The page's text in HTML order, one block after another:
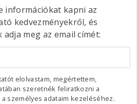
információkat kapni az
kedvezményekről, és
meg az email címét:
elolvastam, megértettem,
szeretnék feliratkozni a
személyes adataim kezeléséhez.